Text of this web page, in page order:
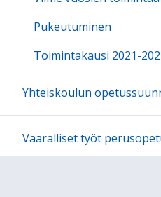
Pukeutuminen
Toimintakausi 2021-
Yhteiskoulun
Vaaralliset työt